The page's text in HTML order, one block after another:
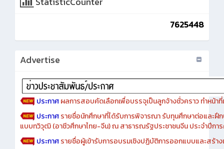
7625448
ประกาศผลการสอบคัดเลือกเพื่อบรรจุเป็นลูกจ้างชั่วคราว ทำหน้าที่
ประกาศ รายชื่อนักศึกษาที่ได้รับการพิจารณา รับทุนศึกษาต่อและฝึ
แบบทวิวุฒิ (อาชีวศึกษาไทย-จีน) ณ สาธารณรัฐประชาชนจีน ประจำปีก